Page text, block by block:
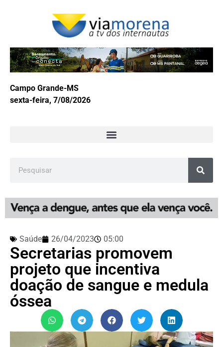
Campo Grande-MS
sexta-feira, 7/08/2026
Saúde 26/04/2023 05:00
Secretarias promovem
projeto que incentiva
doação de sangue e medula
óssea